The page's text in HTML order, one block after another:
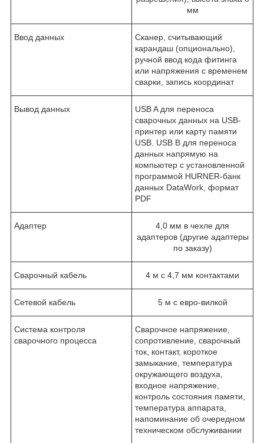
мм
Ввод данных
Сканер, считывающий
карандаш (опционально),
ручной ввод кода фитинга
или напряжения с временем
сварки, запись координат
Вывод данных
USB A для переноса
сварочных данных на USB-
принтер или карту памяти
USB. USB B для переноса
данных напрямую на
компьютер с установленной
программой HURNER-банк
данных DataWork, формат
PDF
Адаптер
4,0 мм в чехле для
адаптеров (другие адаптеры
по заказу)
Сварочный кабель 4 м с 4,7 мм контактами
Сетевой кабель 5 м с евро-вилкой
Система контроля
сварочного процесса
Сварочное напряжение,
сопротивление, сварочный
ток, контакт, короткое
замыкание, температура
окружающего воздуха,
входное напряжение,
контроль состояния памяти,
температура аппарата,
напоминание об очередном
техническом обслуживании